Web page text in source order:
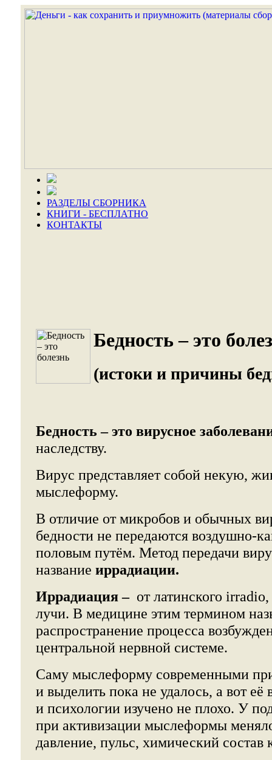
РАЗДЕЛЫ СБОРНИКА
КНИГИ - БЕСПЛАТНО
КОНТАКТЫ
Бедность – это
(истоки и причины
Бедность – это вирусное
наследству.
Вирус представляет собой некую,
мыслеформу.
В отличие от микробов и обычных
бедности не передаются воздушно-
половым путём. Метод передачи
название иррадиации.
Иррадиация – от латинского
лучи. В медицине этим термином
распространение процесса
центральной нервной системе.
Саму мыслеформу современными
и выделить пока не удалось, а вот
и психологии изучено не плохо. У
при активизации мыслеформы
давление, пульс, химический состав